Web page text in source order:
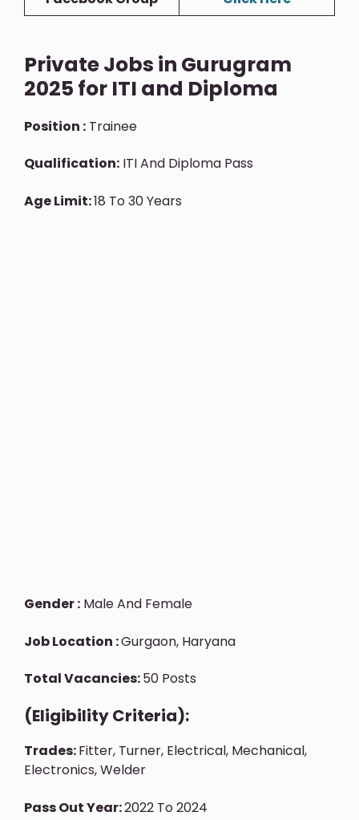
Private Jobs in Gurugram
2025 for ITI and Diploma
Position : Trainee
Qualification: ITI And Diploma Pass
Age Limit:18 To 30 Years
Gender : Male And Female
Job Location :Gurgaon, Haryana
Total Vacancies:50 Posts
(Eligibility Criteria):
Trades:Fitter, Turner, Electrical, Mechanical,
Electronics, Welder
Pass Out Year:2022 To 2024